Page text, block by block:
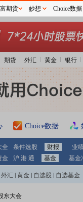
期货 外汇 黄金 银行
Choice数据
全 条件选股 财报 业
金 沪 港 通 基金 基金
外汇 黄金 自选股 自选基金
东大会
期货 妙想 Choice数据